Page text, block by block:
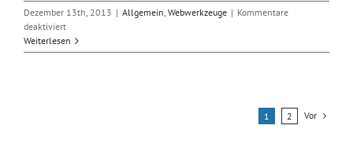
Dezember 13th, 2013 | Allgemein, Webwerkzeuge | Kommentare
deaktiviertfür
Online-
Shops
Weiterlesen
1 2 Vor